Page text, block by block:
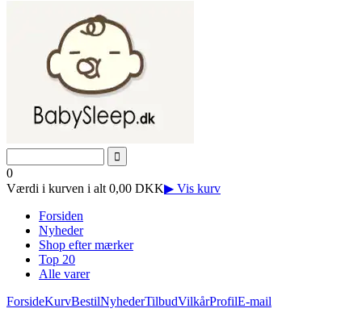
0
Værdi i kurven i alt 0,00 DKK▶ Vis kurv
Forsiden
Nyheder
Shop efter mærker
Top 20
Alle varer
ForsideKurvBestilNyhederTilbudVilkårProfilE-mail